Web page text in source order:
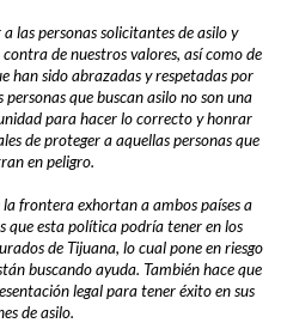
las personas solicitantes de asilo y
de nuestros valores, así como de
han sido abrazadas y respetadas por
que buscan asilo no son una
para hacer lo correcto y honrar
de proteger a aquellas personas que
en peligro.
frontera exhortan a ambos países a
que esta política podría tener en los
de Tijuana, lo cual pone en riesgo
buscando ayuda. También hace que
legal para tener éxito en sus
de asilo.